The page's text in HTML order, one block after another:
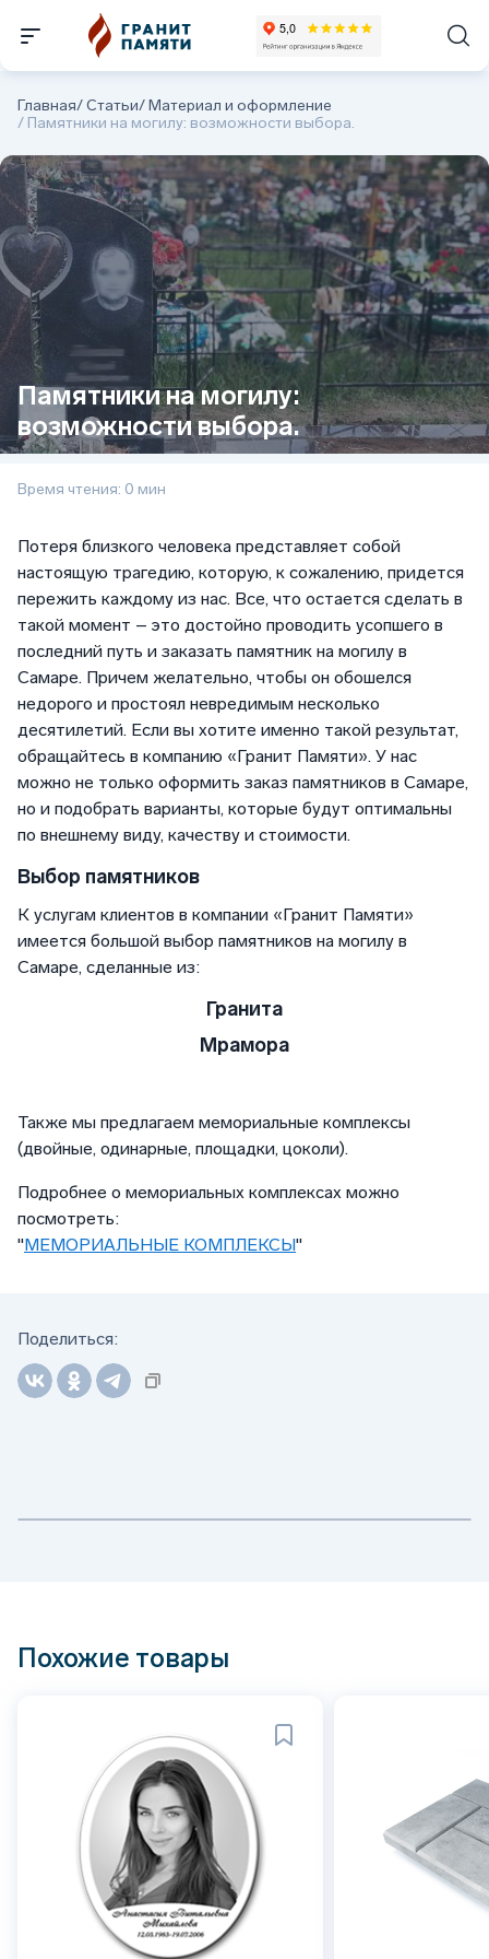
Главная/Статьи/Материал и оформление
/ Памятники на могилу: возможности выбора.
Поделиться:
Памятники на могилу:
возможности выбора.
Время чтения: 0 мин
Потеря близкого человека представляет собой
настоящую трагедию, которую, к сожалению, придется
пережить каждому из нас. Все, что остается сделать в
такой момент – это достойно проводить усопшего в
последний путь и заказать памятник на могилу в
Самаре. Причем желательно, чтобы он обошелся
недорого и простоял невредимым несколько
десятилетий. Если вы хотите именно такой результат,
обращайтесь в компанию «Гранит Памяти». У нас
можно не только оформить заказ памятников в Самаре,
но и подобрать варианты, которые будут оптимальны
по внешнему виду, качеству и стоимости.
Выбор памятников
К услугам клиентов в компании «Гранит Памяти»
имеется большой выбор памятников на могилу в
Самаре, сделанные из:
Гранита
Мрамора
Также мы предлагаем мемориальные комплексы
(двойные, одинарные, площадки, цоколи).
Подробнее о мемориальных комплексах можно
посмотреть:
"МЕМОРИАЛЬНЫЕ КОМПЛЕКСЫ"
Похожие товары